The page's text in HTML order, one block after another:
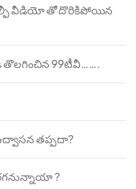
సెల్ఫీ వీడియో తో దొరికిపోయిన
తొలగించిన 99టీవీ…….
తప్పదా?
?